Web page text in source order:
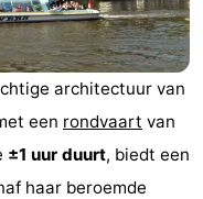
architectuur van
een rondvaart van
±1 uur duurt, biedt een
haar beroemde